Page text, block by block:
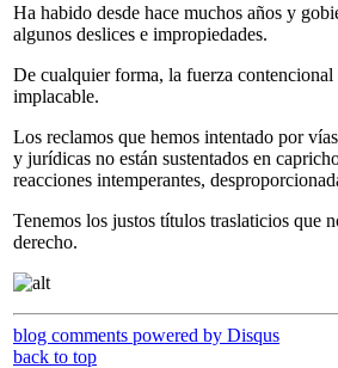
Ha habido desde hace muchos años y
algunos deslices e impropiedades.
De cualquier forma, la fuerza
implacable.
Los reclamos que hemos intentado por
y jurídicas no están sustentados en
reacciones intemperantes,
Tenemos los justos títulos traslaticios que
derecho.
blog comments powered by Disqus
back to top